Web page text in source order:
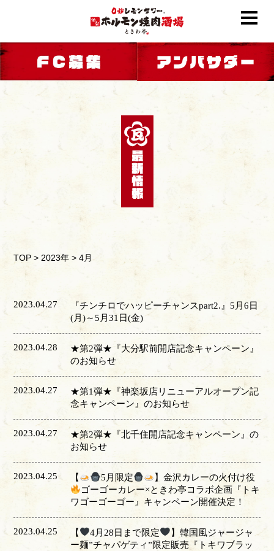
TOP > 2023年 >4月
2023.04.27
『チンチロでハッピーチャンスpart2.』5月6日
(月)～5月31日(金)
2023.04.28
★第2弾★『大分駅前開店記念キャンペーン』
のお知らせ
2023.04.27
★第1弾★『神楽坂店リニューアルオープン記
念キャンペーン』のお知らせ
2023.04.27
★第2弾★『北千住開店記念キャンペーン』の
お知らせ
2023.04.25 【 5月限定
】金沢カレーの火付け役
ゴーゴーカレー×ときわ亭コラボ企画『トキ
ワゴーゴーゴー』キャンペーン開催決定！
2023.04.25 【 4月28日まで限定
】韓国風ジャージャ
ー麺”チャパゲティ”限定販売『トキワブラッ